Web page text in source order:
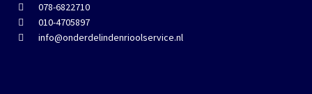
078-6822710
010-4705897
info@onderdelindenrioolservice.nl